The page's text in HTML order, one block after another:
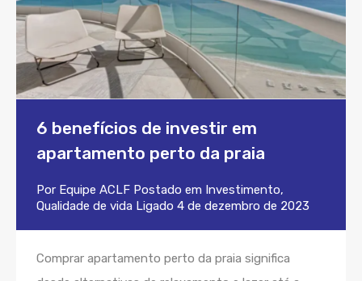
6 benefícios de investir em
apartamento perto da praia
Por Equipe ACLF Postado em Investimento,
Qualidade de vida Ligado 4 de dezembro de 2023
Comprar apartamento perto da praia significa